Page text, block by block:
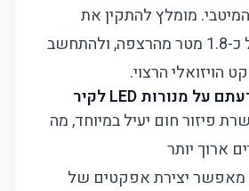
מומלץ להתקין את
המנורה בגובה של כ-1.8 מטר מהרצפה, ולהתחשב
הויזואלי הרצוי.
פיזור חום יעיל במיוחד, מה
ארוך יותר
מאפשר יצירת אפקטים של